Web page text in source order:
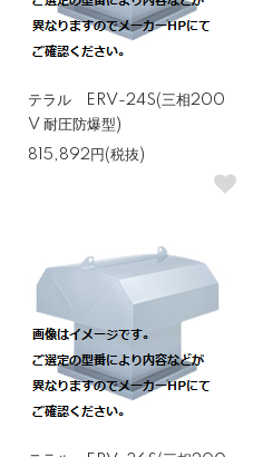
テラル ERV-24S(三相200
V 耐圧防爆型)
815,892円(税抜)